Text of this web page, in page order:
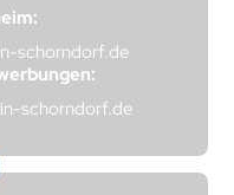
schorndorf.de
schorndorf.de